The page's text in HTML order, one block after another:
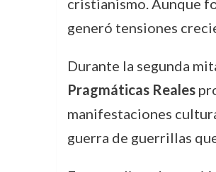
cristianismo. Aunque
generó tensiones
Durante la segunda
Pragmáticas Reales
manifestaciones
guerra de guerrillas